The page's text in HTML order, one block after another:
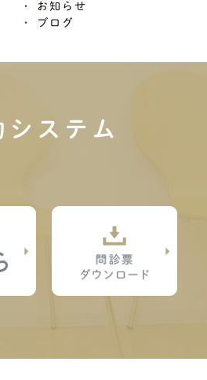
お知らせ
ブログ
ステム